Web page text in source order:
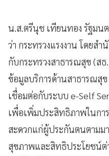
น.ส.ตรีนุช เทียนทอง รัฐมนต
ว่า กระทรวงแรงงาน โดยส
กับกระทรวงสาธารณสุข (ส
ข้อมูลบริการด้านสาธารณสุ
เชื่อมต่อกับระบบ e-Self
เพื่อเพิ่มประสิทธิภาพในกา
สะดวกแก่ผู้ประกันตนตามม
สุขภาพและสิทธิประโยชน์ต่